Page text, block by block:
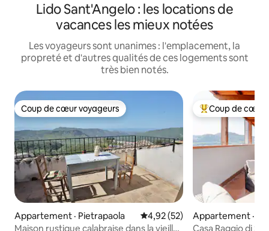
Lido Sant'Angelo : les locations de
vacances les mieux notées
Les voyageurs sont unanimes : l'emplacement, la
propreté et d'autres qualités de ces logements sont
très bien notés.
Coup de cœur voyageurs
Coup de cœur voyageurs
Appartement · Pietrapaola Note moyenne de 4,92 sur 5,
4,92 (52)
Maison rustique calabraise dans la vieille
Coup de cœur
Coup de cœur
Appartement ·
Casa Raggio di